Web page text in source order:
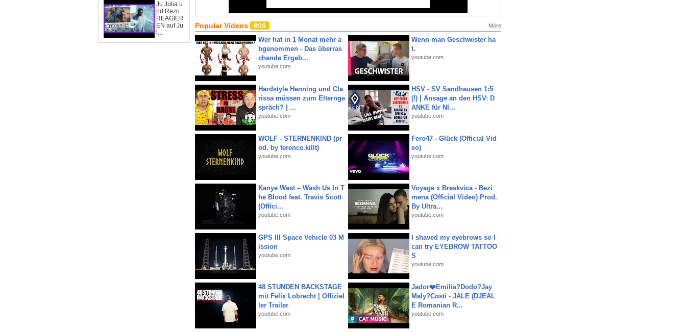
Ju Julia u
nd Rezo
REAGIER
EN auf Ju
l...
Popular Videos More
Wer hat in 1 Monat mehr a
bgenommen - Das überras
chende Ergeb...
youtube.com
Wenn man Geschwister ha
t.
youtube.com
Hardstyle Henning und Cla
rissa müssen zum Elternge
spräch? | ...
youtube.com
HSV - SV Sandhausen 1:5
(!) | Ansage an den HSV: D
ANKE für NI...
youtube.com
WOLF - STERNENKIND (pr
od. by terence.killt)
youtube.com
Fero47 - Glück (Official Vid
eo)
youtube.com
Kanye West – Wash Us In T
he Blood feat. Travis Scott
(Offici...
youtube.com
Voyage x Breskvica - Bezi
mena (Official Video) Prod.
By Ultra...
youtube.com
GPS III Space Vehicle 03 M
ission
youtube.com
I shaved my eyebrows so I
can try EYEBROW TATTOO
S
youtube.com
48 STUNDEN BACKSTAGE
mit Felix Lobrecht | Offiziel
ler Trailer
youtube.com
Jador❤️Emilia?Dodo?Jay
Maly?Costi - JALE (DJEAL
E Romanian R...
youtube.com